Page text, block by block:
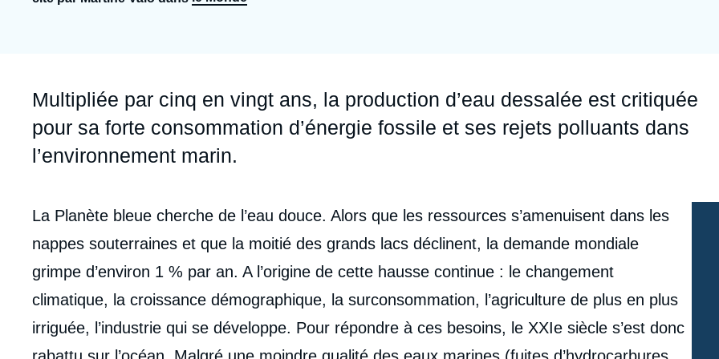
Jeudi 17 septembre 2026 17:30
Accroche
Multipliée par cinq en vingt ans, la production d’eau dessalée est critiquée
pour sa forte consommation d’énergie fossile et ses rejets polluants dans
l’environnement marin.
Contenu
intervention
médiatique
La Planète bleue cherche de l’eau douce. Alors que les ressources s’amenuisent dans les
nappes souterraines et que la moitié des grands lacs déclinent, la demande mondiale
grimpe d’environ 1 % par an. A l’origine de cette hausse continue : le changement
climatique, la croissance démographique, la surconsommation, l’agriculture de plus en plus
irriguée, l’industrie qui se développe. Pour répondre à ces besoins, le XXIe siècle s’est donc
rabattu sur l’océan. Malgré une moindre qualité des eaux marines (fuites d’hydrocarbures,